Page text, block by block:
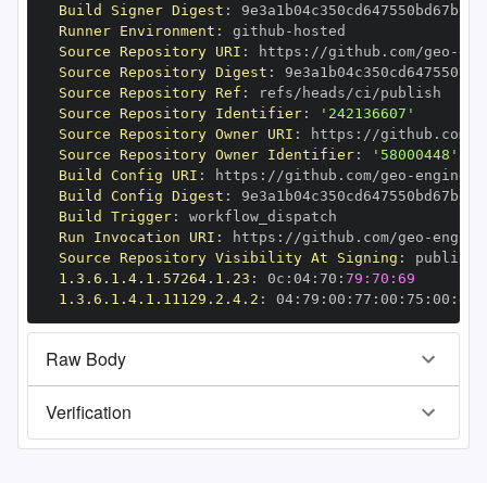
Build Signer Digest :
Runner Environment : github -
Source Repository URI : https : //github.com/geo -
Source Repository Digest :
Source Repository Ref :
Source Repository Identifier:
'242136607'
Source Repository Owner URI : https : //github.com/
Source Repository Owner Identifier:
'58000448'
Build Config URI : https : //github.com/geo -
Build Config Digest :
Build Trigger:
Run Invocation URI : https : //github.com/geo -
Source Repository Visibility At Signing :
1.3.6.1.4.1.57264.1.23 : 0c : 04: 70 : 79:70:69
1.3.6.1.4.1.11129.2.4.2 : 04: 79 : 00 : 77 : 00 : 75 : 00 : dd
Raw Body
Verification